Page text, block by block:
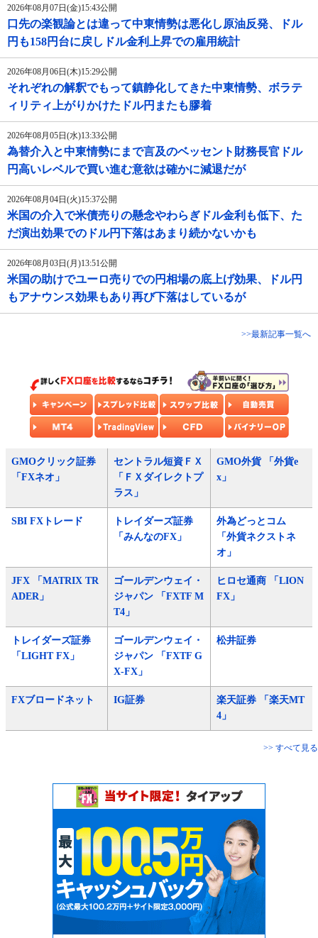
2026年08月07日(金)15:43公開
口先の楽観論とは違って中東情勢は悪化し原油反発、ドル
円も158円台に戻しドル金利上昇での雇用統計
2026年08月06日(木)15:29公開
それぞれの解釈でもって鎮静化してきた中東情勢、ボラテ
ィリティ上がりかけたドル円またも膠着
2026年08月05日(水)13:33公開
為替介入と中東情勢にまで言及のベッセント財務長官ドル
円高いレベルで買い進む意欲は確かに減退だが
2026年08月04日(火)15:37公開
米国の介入で米債売りの懸念やわらぎドル金利も低下、た
だ演出効果でのドル円下落はあまり続かないかも
2026年08月03日(月)13:51公開
米国の助けでユーロ売りでの円相場の底上げ効果、ドル円
もアナウンス効果もあり再び下落はしているが
>>最新記事一覧へ
GMOクリック証券
「FXネオ」
セントラル短資ＦＸ
「ＦＸダイレクトプ
ラス」
GMO外貨 「外貨e
x」
SBI FXトレード
トレイダーズ証券
「みんなのFX」
外為どっとコム
「外貨ネクストネ
オ」
JFX 「MATRIX TR
ADER」
ゴールデンウェイ・
ジャパン 「FXTF M
T4」
ヒロセ通商 「LION
FX」
トレイダーズ証券
「LIGHT FX」
ゴールデンウェイ・
ジャパン 「FXTF G
X-FX」
松井証券
FXブロードネット IG証券
楽天証券 「楽天MT
4」
>> すべて見る